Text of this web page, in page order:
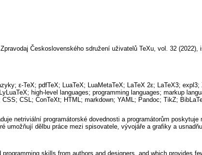
Zpravodaj Československého sdružení uživatelů TeXu, vol. 32 (2022),
ε-TeX; pdfTeX; LuaTeX; LuaMetaTeX; LaTeX 2ε; LaTeX3;
high-level languages; programming languages; markup
CSL; ConTeXt; HTML; markdown; YAML; Pandoc; TikZ;
netriviální programátorské dovednosti a programátorům
dělbu práce mezi spisovatele, vývojáře a grafiky a
skills from authors and designers, and which provides